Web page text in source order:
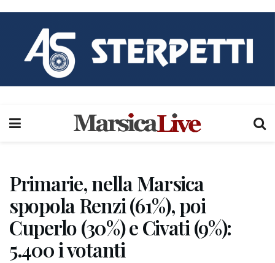
Primarie, nella Marsica
spopola Renzi (61%), poi
Cuperlo (30%) e Civati (9%):
5.400 i votanti